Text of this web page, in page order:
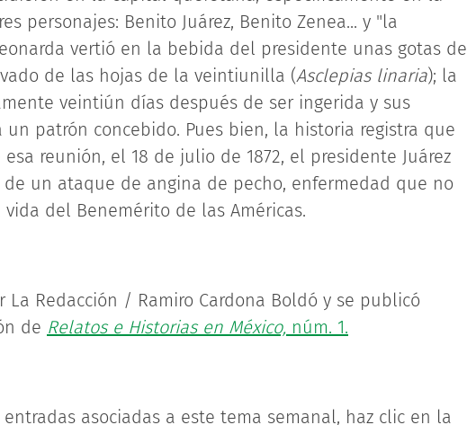
personajes: Benito Juárez, Benito Zenea... y "la
vertió en la bebida del presidente unas gotas de
de las hojas de la veintiunilla (Asclepias linaria); la
veintiún días después de ser ingerida y sus
patrón concebido. Pues bien, la historia registra que
reunión, el 18 de julio de 1872, el presidente Juárez
un ataque de angina de pecho, enfermedad que no
del Benemérito de las Américas.
La Redacción / Ramiro Cardona Boldó y se publicó
de Relatos e Historias en México, núm. 1.
asociadas a este tema semanal, haz clic en la